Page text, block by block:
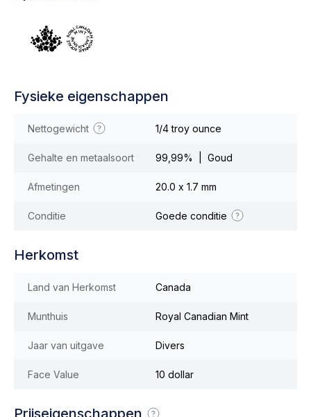
Fysieke eigenschappen
Nettogewicht 1/4 troy ounce
Gehalte en metaalsoort 99,99% | Goud
Afmetingen 20.0 x 1.7 mm
Conditie Goede conditie
Herkomst
Land van Herkomst Canada
Munthuis Royal Canadian Mint
Jaar van uitgave Divers
Face Value 10 dollar
Prijseigenschappen